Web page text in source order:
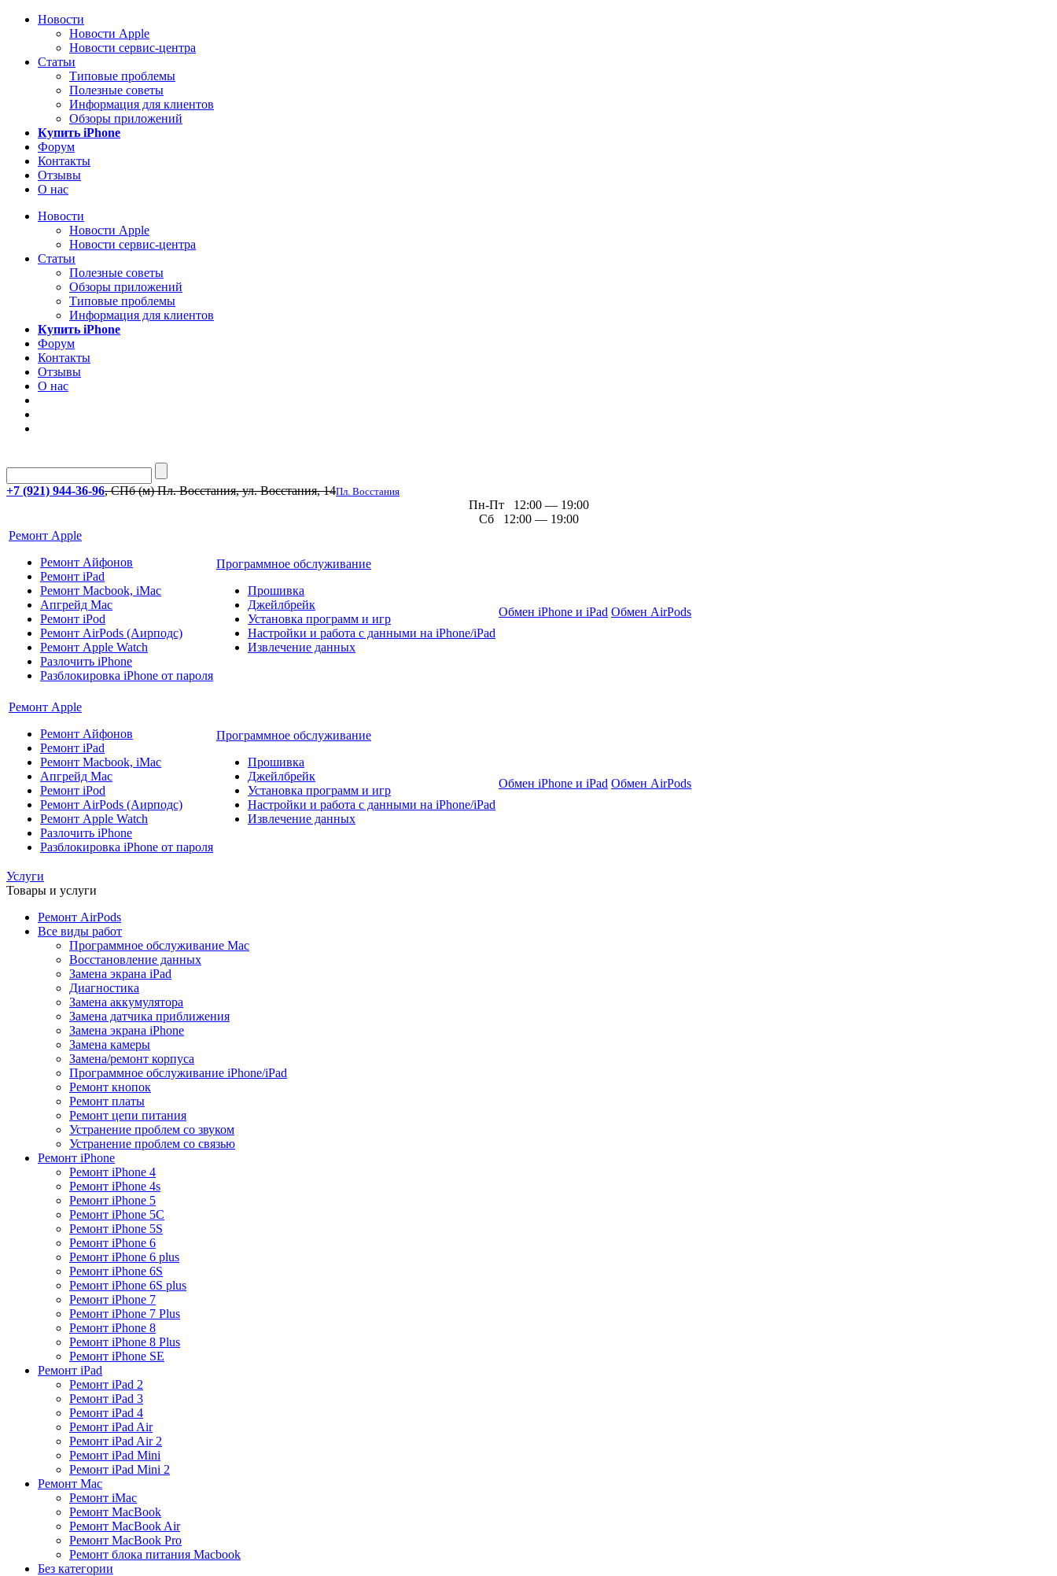
Новости
Новости Apple
Новости сервис-центра
Статьи
Типовые проблемы
Полезные советы
Информация для клиентов
Обзоры приложений
Купить iPhone
Форум
Контакты
Отзывы
О нас
Новости
Новости Apple
Новости сервис-центра
Статьи
Полезные советы
Обзоры приложений
Типовые проблемы
Информация для клиентов
Купить iPhone
Форум
Контакты
Отзывы
О нас
+7 (921) 944-36-96, СПб (м) Пл. Восстания, ул. Восстания, 14Пл. Восстания
Пн-Пт 12:00 — 19:00
Сб 12:00 — 19:00
Ремонт Apple
Ремонт Айфонов
Ремонт iPad
Ремонт Macbook, iMac
Апгрейд Mac
Ремонт iPod
Ремонт AirPods (Аирподс)
Ремонт Apple Watch
Разлочить iPhone
Разблокировка iPhone от пароля
Программное обслуживание
Прошивка
Джейлбрейк
Установка программ и игр
Настройки и работа с данными на iPhone/iPad
Извлечение данных
Обмен iPhone и iPad Обмен AirPods
Ремонт Apple
Ремонт Айфонов
Ремонт iPad
Ремонт Macbook, iMac
Апгрейд Mac
Ремонт iPod
Ремонт AirPods (Аирподс)
Ремонт Apple Watch
Разлочить iPhone
Разблокировка iPhone от пароля
Программное обслуживание
Прошивка
Джейлбрейк
Установка программ и игр
Настройки и работа с данными на iPhone/iPad
Извлечение данных
Обмен iPhone и iPad Обмен AirPods
Услуги
Товары и услуги
Ремонт AirPods
Все виды работ
Программное обслуживание Mac
Восстановление данных
Замена экрана iPad
Диагностика
Замена аккумулятора
Замена датчика приближения
Замена экрана iPhone
Замена камеры
Замена/ремонт корпуса
Программное обслуживание iPhone/iPad
Ремонт кнопок
Ремонт платы
Ремонт цепи питания
Устранение проблем со звуком
Устранение проблем со связью
Ремонт iPhone
Ремонт iPhone 4
Ремонт iPhone 4s
Ремонт iPhone 5
Ремонт iPhone 5C
Ремонт iPhone 5S
Ремонт iPhone 6
Ремонт iPhone 6 plus
Ремонт iPhone 6S
Ремонт iPhone 6S plus
Ремонт iPhone 7
Ремонт iPhone 7 Plus
Ремонт iPhone 8
Ремонт iPhone 8 Plus
Ремонт iPhone SE
Ремонт iPad
Ремонт iPad 2
Ремонт iPad 3
Ремонт iPad 4
Ремонт iPad Air
Ремонт iPad Air 2
Ремонт iPad Mini
Ремонт iPad Mini 2
Ремонт Mac
Ремонт iMac
Ремонт MacBook
Ремонт MacBook Air
Ремонт MacBook Pro
Ремонт блока питания Macbook
Без категории